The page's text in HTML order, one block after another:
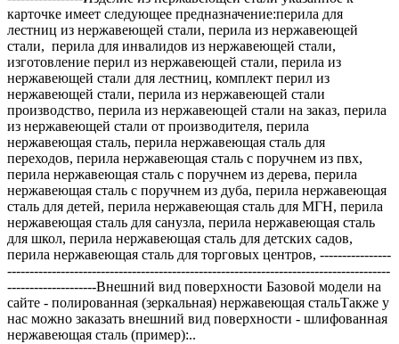
карточке имеет следующее предназначение:перила для
лестниц из нержавеющей стали, перила из нержавеющей
стали, перила для инвалидов из нержавеющей стали,
изготовление перил из нержавеющей стали, перила из
нержавеющей стали для лестниц, комплект перил из
нержавеющей стали, перила из нержавеющей стали
производство, перила из нержавеющей стали на заказ, перила
из нержавеющей стали от производителя, перила
нержавеющая сталь, перила нержавеющая сталь для
переходов, перила нержавеющая сталь с поручнем из пвх,
перила нержавеющая сталь с поручнем из дерева, перила
нержавеющая сталь с поручнем из дуба, перила нержавеющая
сталь для детей, перила нержавеющая сталь для МГН, перила
нержавеющая сталь для санузла, перила нержавеющая сталь
для школ, перила нержавеющая сталь для детских садов,
перила нержавеющая сталь для торговых центров, ----------------
--------------------------------------------------------------------------------------
--------------------Внешний вид поверхности Базовой модели на
сайте - полированная (зеркальная) нержавеющая стальТакже у
нас можно заказать внешний вид поверхности - шлифованная
нержавеющая сталь (пример):..